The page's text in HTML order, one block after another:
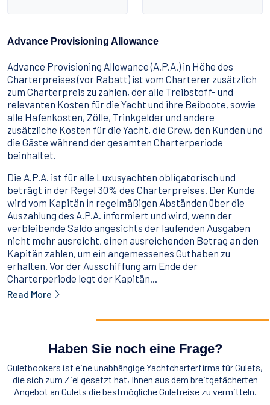
Advance Provisioning Allowance
Advance Provisioning Allowance (A.P.A.) in Höhe des
Charterpreises (vor Rabatt) ist vom Charterer zusätzlich
zum Charterpreis zu zahlen, der alle Treibstoff- und
relevanten Kosten für die Yacht und ihre Beiboote, sowie
alle Hafenkosten, Zölle, Trinkgelder und andere
zusätzliche Kosten für die Yacht, die Crew, den Kunden und
die Gäste während der gesamten Charterperiode
beinhaltet.
Die A.P.A. ist für alle Luxusyachten obligatorisch und
beträgt in der Regel 30% des Charterpreises. Der Kunde
wird vom Kapitän in regelmäßigen Abständen über die
Auszahlung des A.P.A. informiert und wird, wenn der
verbleibende Saldo angesichts der laufenden Ausgaben
nicht mehr ausreicht, einen ausreichenden Betrag an den
Kapitän zahlen, um ein angemessenes Guthaben zu
erhalten. Vor der Ausschiffung am Ende der
Charterperiode legt der Kapitän...
Read More
Haben Sie noch eine Frage?
Guletbookers ist eine unabhängige Yachtcharterfirma für Gulets,
die sich zum Ziel gesetzt hat, Ihnen aus dem breitgefächerten
Angebot an Gulets die bestmögliche Guletreise zu vermitteln.